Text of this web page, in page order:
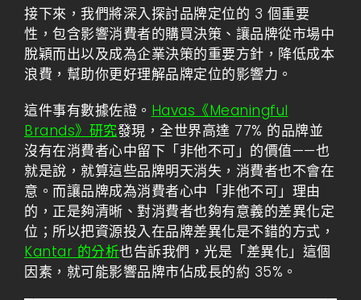
接下來，我們將深入探討品牌定位的 3 個重要
性，包含影響消費者的購買決策、讓品牌從市場中
脫穎而出以及成為企業決策的重要方針，降低成本
浪費，幫助你更好理解品牌定位的影響力。
這件事有數據佐證。 Havas《Meaningful
Brands》研究發現，全世界高達 77% 的品牌並
沒有在消費者心中留下「非他不可」的價值——也
就是說，就算這些品牌明天消失，消費者也不會在
意。而讓品牌成為消費者心中「非他不可」理由
的，正是夠清晰、對消費者也夠有意義的差異化定
位；所以把資源投入在品牌差異化是不錯的方式，
Kantar 的分析也告訴我們，光是「差異化」這個
因素，就可能影響品牌市佔成長的約 35%。